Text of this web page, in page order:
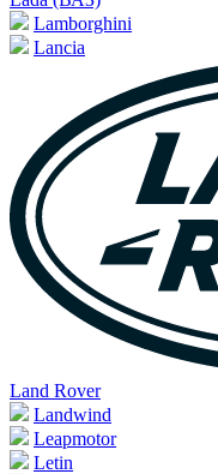
Lamborghini
Lancia
Land Rover
Landwind
Leapmotor
Letin